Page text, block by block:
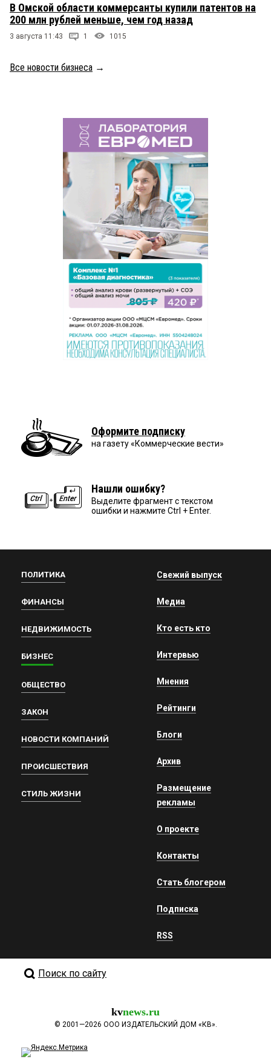
В Омской области коммерсанты купили патентов на
200 млн рублей меньше, чем год назад
3 августа 11:43 1 1015
Все новости бизнеса →
Оформите подписку
на газету «Коммерческие вести»
Нашли ошибку?
Выделите фрагмент с текстом
ошибки и нажмите Ctrl + Enter.
ПОЛИТИКА
ФИНАНСЫ
НЕДВИЖИМОСТЬ
БИЗНЕС
ОБЩЕСТВО
ЗАКОН
НОВОСТИ КОМПАНИЙ
ПРОИСШЕСТВИЯ
СТИЛЬ ЖИЗНИ
Свежий выпуск
Медиа
Кто есть кто
Интервью
Мнения
Рейтинги
Блоги
Архив
Размещение
рекламы
О проекте
Контакты
Стать блогером
Подписка
RSS
Поиск по сайту
kvnews.ru
© 2001—2026 ООО ИЗДАТЕЛЬСКИЙ ДОМ «КВ».